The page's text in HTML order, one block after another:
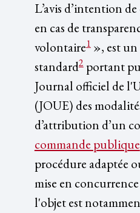
L’avis d’intention
en cas de
volontaire1», est
standard2portant
Journal officiel de
(JOUE) des
d’attribution d’un
commande publique
procédure adaptée
mise en
l'objet est